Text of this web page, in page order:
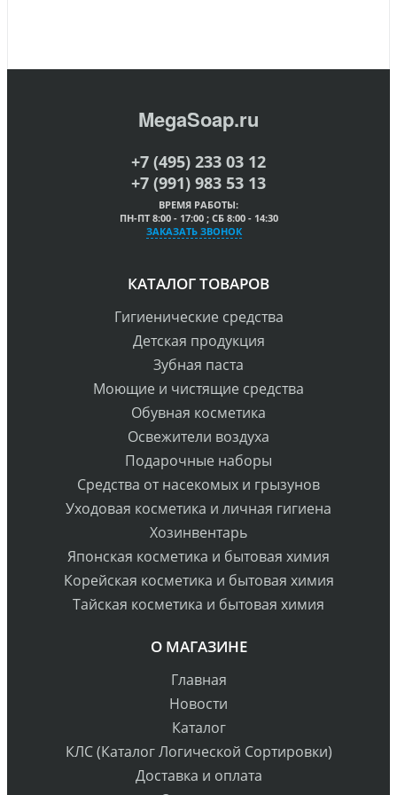
MegaSoap.ru
+7 (495) 233 03 12
+7 (991) 983 53 13
ВРЕМЯ РАБОТЫ:
ПН-ПТ 8:00 - 17:00 ; СБ 8:00 - 14:30
ЗАКАЗАТЬ ЗВОНОК
КАТАЛОГ ТОВАРОВ
Гигиенические средства
Детская продукция
Зубная паста
Моющие и чистящие средства
Обувная косметика
Освежители воздуха
Подарочные наборы
Средства от насекомых и грызунов
Уходовая косметика и личная гигиена
Хозинвентарь
Японская косметика и бытовая химия
Корейская косметика и бытовая химия
Тайская косметика и бытовая химия
О МАГАЗИНЕ
Главная
Новости
Каталог
КЛС (Каталог Логической Сортировки)
Доставка и оплата